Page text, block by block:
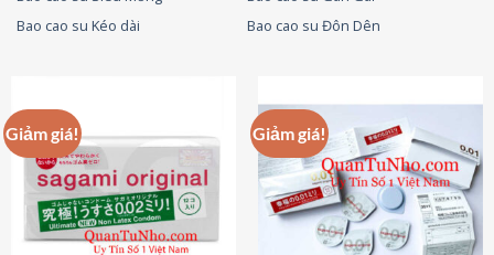
tùy
thể
được
chọn
trên
trang
sản
phẩm
Bao cao su Kéo dài
Bao cao su Đôn Dên
Giảm giá! Giảm giá!